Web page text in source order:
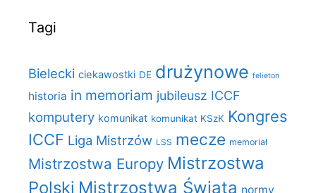
Tagi
Bielecki ciekawostki DE drużynowe felieton
historia in memoriam jubileusz ICCF
komputery komunikat komunikat KSzK Kongres
ICCF Liga Mistrzów LSS mecze memoriał
Mistrzostwa Europy Mistrzostwa
Polski Mistrzostwa Świata normy